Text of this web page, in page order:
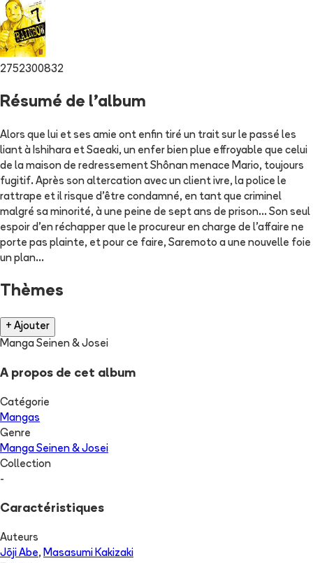
2752300832
Résumé de l'album
Alors que lui et ses amie ont enfin tiré un trait sur le passé les
liant à Ishihara et Saeaki, un enfer bien plue effroyable que celui
de la maison de redressement Shônan menace Mario, toujours
fugitif. Après son altercation avec un client ivre, la police le
rattrape et il risque d'être condamné, en tant que criminel
malgré sa minorité, à une peine de sept ans de prison... Son seul
espoir d'en réchapper que le procureur en charge de l'affaire ne
porte pas plainte, et pour ce faire, Saremoto a une nouvelle foie
un plan...
Thèmes
+ Ajouter
Manga Seinen & Josei
A propos de cet album
Catégorie
Mangas
Genre
Manga Seinen & Josei
Collection
-
Caractéristiques
Auteurs
Jōji Abe, Masasumi Kakizaki